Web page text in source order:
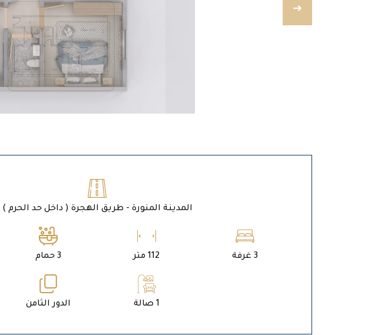
المدينة المنورة - طريق الهجرة ( داخل حد الحرم )
3 غرفة 112 متر 3 حمام
1 صالة الدور الثامن